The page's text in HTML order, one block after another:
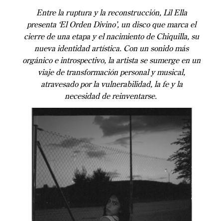
Entre la ruptura y la reconstrucción, Lil Ella
presenta ‘El Orden Divino’, un disco que marca el
cierre de una etapa y el nacimiento de Chiquilla, su
nueva identidad artística. Con un sonido más
orgánico e introspectivo, la artista se sumerge en un
viaje de transformación personal y musical,
atravesado por la vulnerabilidad, la fe y la
necesidad de reinventarse.